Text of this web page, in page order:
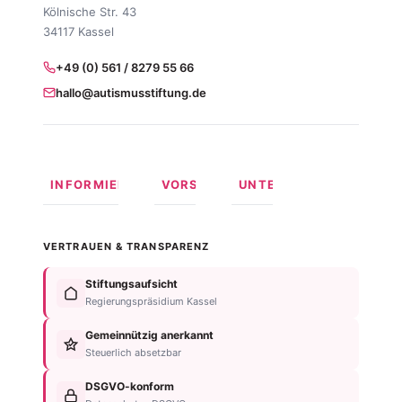
Kölnische Str. 43
34117 Kassel
+49 (0) 561 / 8279 55 66
hallo@autismusstiftung.de
INFORMIEREN
Formen
Autismus
Anzeichen
Diagnose
Betroffene
VORSORGEN
Behindertentestament
Im
Testament
Nachlassplanung
Zustiftung
Kind
UNTERSTÜTZEN
VERTRAUEN & TRANSPARENZ
Stiftungsaufsicht
Regierungspräsidium Kassel
Gemeinnützig anerkannt
Steuerlich absetzbar
DSGVO-konform